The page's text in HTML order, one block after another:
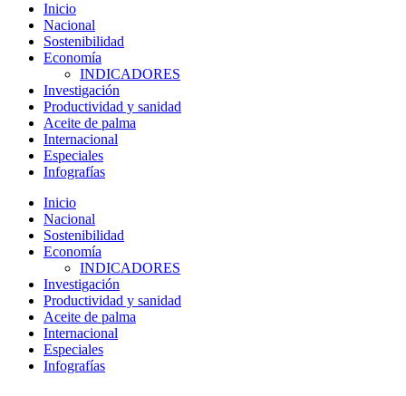
Inicio
Nacional
Sostenibilidad
Economía
INDICADORES
Investigación
Productividad y sanidad
Aceite de palma
Internacional
Especiales
Infografías
Inicio
Nacional
Sostenibilidad
Economía
INDICADORES
Investigación
Productividad y sanidad
Aceite de palma
Internacional
Especiales
Infografías